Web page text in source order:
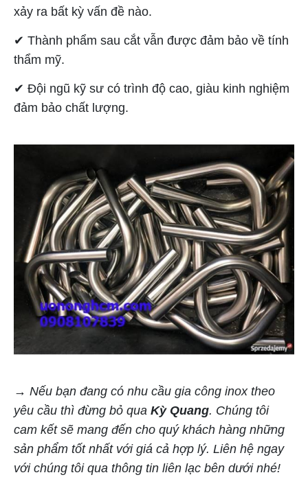
xảy ra bất kỳ vấn đề nào.
✔ Thành phẩm sau cắt vẫn được đảm bảo về tính
thẩm mỹ.
✔ Đội ngũ kỹ sư có trình độ cao, giàu kinh nghiệm
đảm bảo chất lượng.
→ Nếu bạn đang có nhu cầu gia công inox theo
yêu cầu thì đừng bỏ qua Kỳ Quang. Chúng tôi
cam kết sẽ mang đến cho quý khách hàng những
sản phẩm tốt nhất với giá cả hợp lý. Liên hệ ngay
với chúng tôi qua thông tin liên lạc bên dưới nhé!